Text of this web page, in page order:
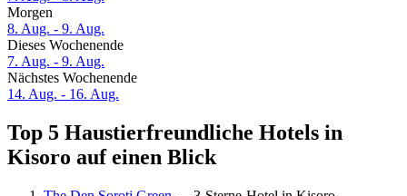
Morgen
8. Aug. - 9. Aug.
Dieses Wochenende
7. Aug. - 9. Aug.
Nächstes Wochenende
14. Aug. - 16. Aug.
Top 5 Haustierfreundliche Hotels in
Kisoro auf einen Blick